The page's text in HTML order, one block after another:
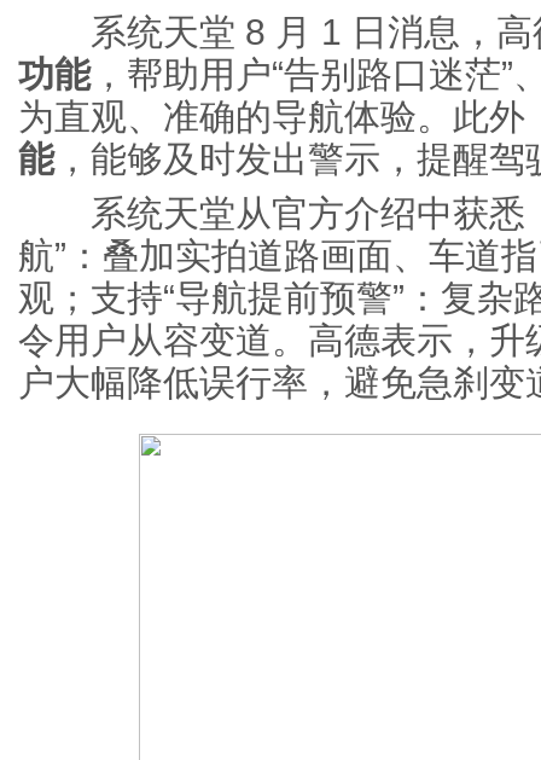
系统天堂 8 月 1 日消息，高
功能，帮助用户“告别路口迷茫”
为直观、准确的导航体验。此外
能，能够及时发出警示，提醒驾
系统天堂从官方介绍中获悉
航”：叠加实拍道路画面、车道
观；支持“导航提前预警”：复杂
令用户从容变道。高德表示，
户大幅降低误行率，避免急刹